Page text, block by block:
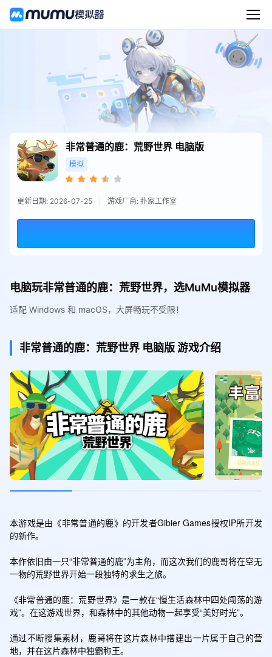
非常普通的鹿：荒野世界 电脑版
模拟
更新日期: 2026-07-25 游戏厂商: 扑家工作室
电脑玩非常普通的鹿：荒野世界，选MuMu模拟器
适配 Windows 和 macOS，大屏畅玩不受限！
非常普通的鹿：荒野世界 电脑版游戏介绍
本游戏是由《非常普通的鹿》的开发者Gibier Games授权IP所开发
的新作。
本作依旧由一只“非常普通的鹿”为主角，而这次我们的鹿哥将在空无
一物的荒野世界开始一段独特的求生之旅。
《非常普通的鹿：荒野世界》是一款在“慢生活森林中四处闯荡的游
戏”。在这游戏世界，和森林中的其他动物一起享受“美好时光”。
通过不断搜集素材，鹿哥将在这片森林中搭建出一片属于自己的营
地，并在这片森林中独霸称王。